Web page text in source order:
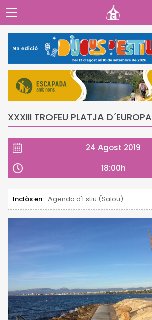
XXXIII TROFEU PLATJA D´EUROPA
24 Agost 2019
18:00h
Inclòs en: Agenda d'Estiu (Salou)